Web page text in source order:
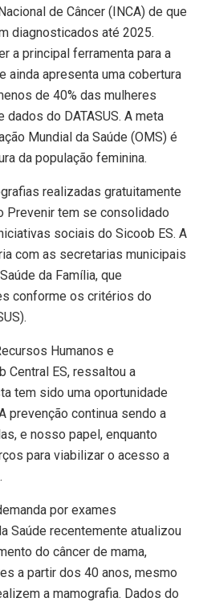
de Câncer (INCA) de que
diagnosticados até 2025.
a principal ferramenta para a
ainda apresenta uma cobertura
de 40% das mulheres
do DATASUS. A meta
Mundial da Saúde (OMS) é
da população feminina.
realizadas gratuitamente
Prevenir tem se consolidado
sociais do Sicoob ES. A
com as secretarias municipais
da Família, que
conforme os critérios do
Humanos e
Central ES, ressaltou a
tem sido uma oportunidade
prevenção continua sendo a
e nosso papel, enquanto
para viabilizar o acesso a
por exames
Saúde recentemente atualizou
do câncer de mama,
a partir dos 40 anos, mesmo
a mamografia. Dados do